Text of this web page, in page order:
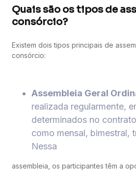
Quais são os tipos de
consórcio?
Existem dois tipos principais de
consórcio:
Assembleia Geral
realizada regularmente,
determinados no
como mensal, bimestral,
Nessa
assembleia, os participantes têm a